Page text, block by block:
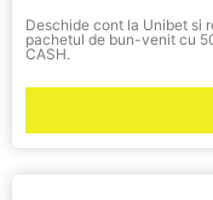
Deschide cont la Unibet si
pachetul de bun-venit cu
CASH.